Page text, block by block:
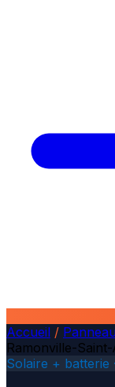
Accueil /
Ramonville-Saint-
Solaire + batterie